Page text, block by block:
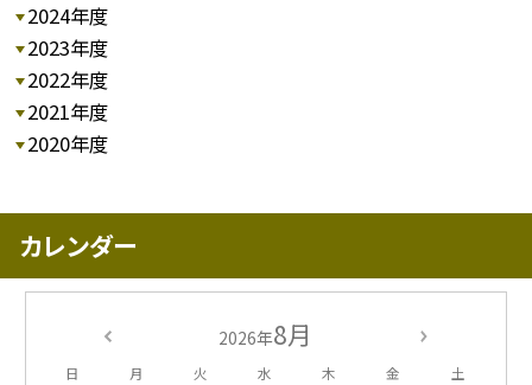
2024年度
2023年度
2022年度
2021年度
2020年度
カレンダー
2026年8月
日 月 火 水 木 金 土